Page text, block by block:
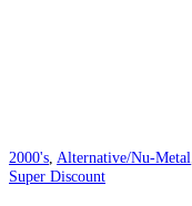
2000's, Alternative/Nu-Metal
Super Discount